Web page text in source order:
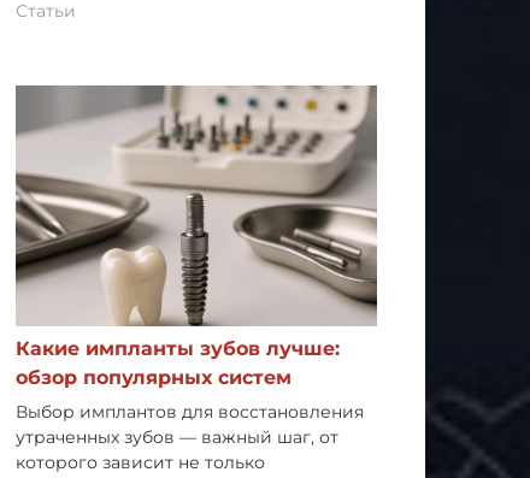
Статьи
Какие импланты зубов лучше:
обзор популярных систем
Выбор имплантов для восстановления
утраченных зубов — важный шаг, от
которого зависит не только